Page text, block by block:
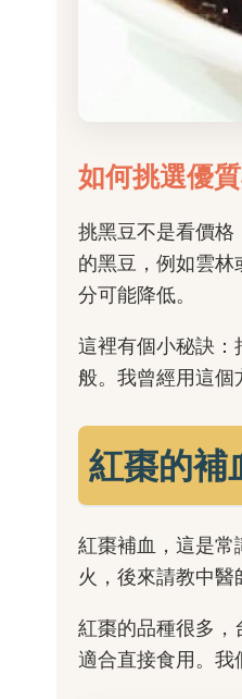
如何挑選優
挑黑豆不是看價格
的黑豆，例如雲
分可能降低。
這裡有個小秘訣：
般。我曾經用這個
紅棗的補
紅棗補血，這是常
火，後來請教中醫
紅棗的品種很多，
適合直接食用。我